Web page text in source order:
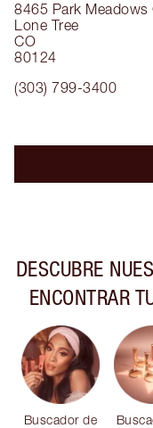
8465 Park Meadows
Lone Tree
CO
80124
(303) 799-3400
DESCUBRE
ENCONTRAR
Buscador de